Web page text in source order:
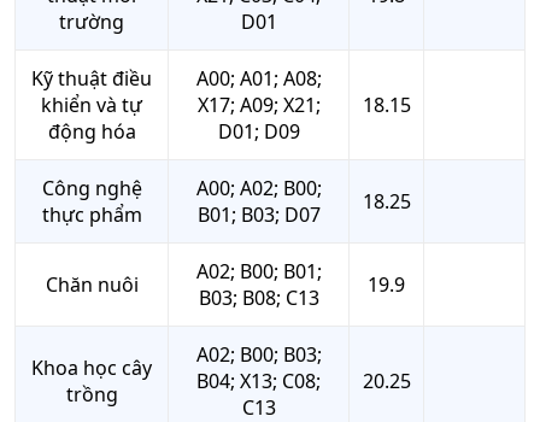
trường
D01
Kỹ thuật điều
khiển và tự
động hóa
A00; A01; A08;
X17; A09; X21;
D01; D09
18.15
Công nghệ
thực phẩm
A00; A02; B00;
B01; B03; D07
18.25
Chăn nuôi
A02; B00; B01;
B03; B08; C13
19.9
Khoa học cây
trồng
A02; B00; B03;
B04; X13; C08;
C13
20.25